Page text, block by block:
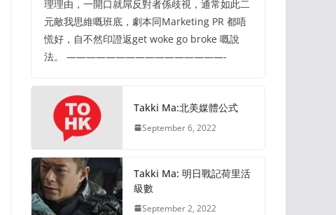
理理由，一開口就屌反對者係歧視，通常如此二
元敵我思維嘅班底，劇本同Marketing PR 都唔
慌好，自不然印證返get woke go broke 嘅說
法。 ————————————————-
Takki Ma:北美媒體公式
September 6, 2022
Takki Ma: 明日戰記荷里活
級數
September 2, 2022